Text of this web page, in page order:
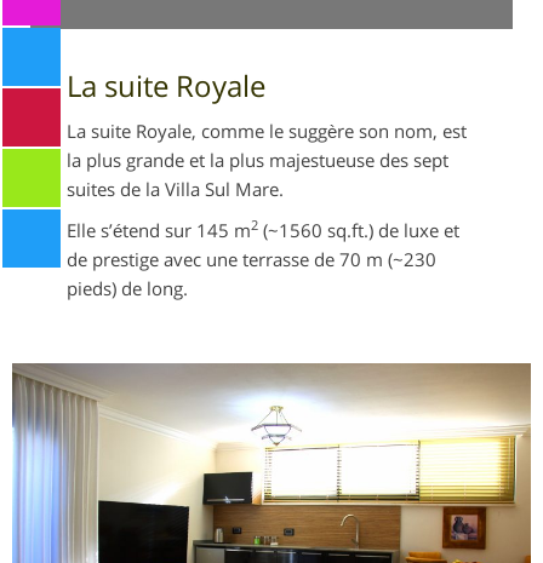
La suite Royale
La suite Royale, comme le suggère son nom, est
la plus grande et la plus majestueuse des sept
suites de la Villa Sul Mare.
Elle s’étend sur 145 m2 (~1560 sq.ft.) de luxe et
de prestige avec une terrasse de 70 m (~230
pieds) de long.